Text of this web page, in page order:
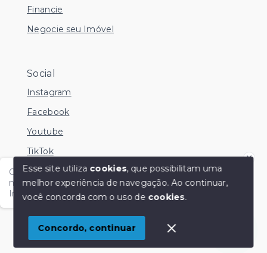
Olá me chamo Kamila e estou disponível nesse
momento para esclarecer dúvidas no Whatsapp.
Independente do horário é só chamar!
Financie
Negocie seu Imóvel
Social
Instagram
Facebook
Youtube
TikTok
© Copyright 2026 - KM Imóveis - Todos os direitos
SITE PARA IMOBILIARIA
Esse site utiliza cookies, que possibilitam uma
melhor experiência de navegação.Ao continuar,
você concorda com o uso de cookies.
Concordo, continuar